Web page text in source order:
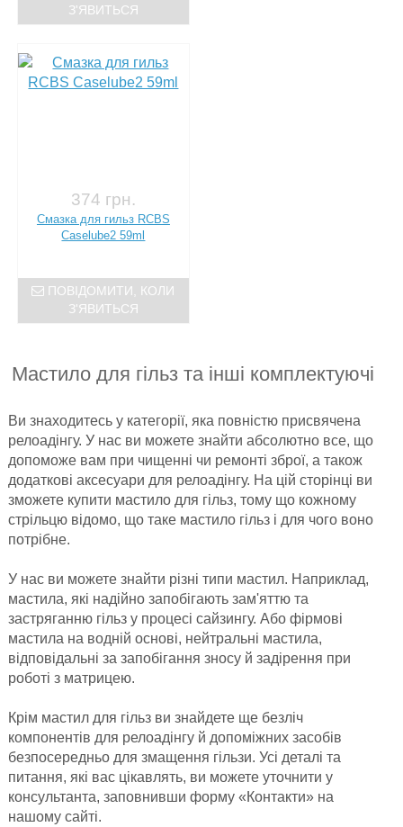
З'ЯВИТЬСЯ
374 грн.
Смазка для гильз RCBS
Caselube2 59ml
ПОВІДОМИТИ, КОЛИ
З'ЯВИТЬСЯ
Мастило для гільз та інші комплектуючі
Ви знаходитесь у категорії, яка повністю присвячена
релоадінгу. У нас ви можете знайти абсолютно все, що
допоможе вам при чищенні чи ремонті зброї, а також
додаткові аксесуари для релоадінгу. На цій сторінці ви
зможете купити мастило для гільз, тому що кожному
стрільцю відомо, що таке мастило гільз і для чого воно
потрібне.
У нас ви можете знайти різні типи мастил. Наприклад,
мастила, які надійно запобігають зам'яттю та
застряганню гільз у процесі сайзингу. Або фірмові
мастила на водній основі, нейтральні мастила,
відповідальні за запобігання зносу й задірення при
роботі з матрицею.
Крім мастил для гільз ви знайдете ще безліч
компонентів для релоадінгу й допоміжних засобів
безпосередньо для змащення гільзи. Усі деталі та
питання, які вас цікавлять, ви можете уточнити у
консультанта, заповнивши форму «Контакти» на
нашому сайті.